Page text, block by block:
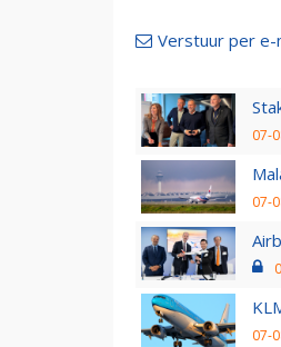
Verstuur per e-
07-
07-
07-